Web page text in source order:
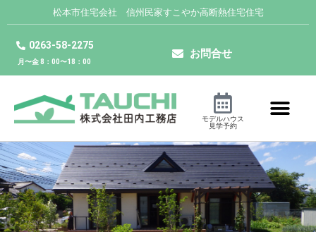
松本市住宅会社 信州民家すこやか高断熱住宅住宅
0263-58-2275
月〜金 8：00〜18：00
お問合せ
モデルハウス
見学予約